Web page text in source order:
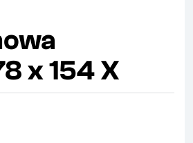
x 154 X